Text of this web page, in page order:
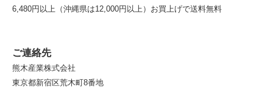
6,480円以上（沖縄県は12,000円以上）お買上げで送料無料
ご連絡先
熊木産業株式会社
東京都新宿区荒木町8番地